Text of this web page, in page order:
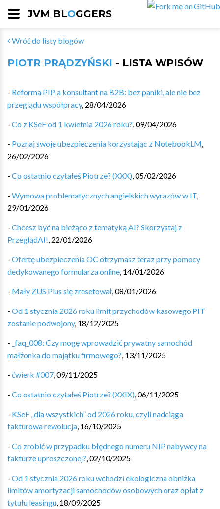
JVM BLOGGERS
Wróć do listy blogów
PIOTR PRĄDZYŃSKI - LISTA WPISÓW
- Reforma PIP, a konsultant na B2B: bez paniki, ale nie bez
przeglądu współpracy, 28/04/2026
- Co z KSeF od 1 kwietnia 2026 roku?,09/04/2026
- Poznaj swoje ubezpieczenia korzystając z NotebookLM,
26/02/2026
- Co ostatnio czytałeś Piotrze? (XXX),05/02/2026
- Wymowa problematycznych angielskich wyrazów w IT,
29/01/2026
- Chcesz być na bieżąco z tematyką AI? Skorzystaj z
PrzeglądAI!, 22/01/2026
- Ofertę ubezpieczenia OC otrzymasz teraz przy pomocy
dedykowanego formularza online, 14/01/2026
- Mały ZUS Plus się zresetował,08/01/2026
- Od 1 stycznia 2026 roku limit przychodów kasowego PIT
zostanie podwojony, 18/12/2025
- _faq_008: Czy mogę wprowadzić prywatny samochód
małżonka do majątku firmowego?, 13/11/2025
- ćwierk #007,09/11/2025
- Co ostatnio czytałeś Piotrze? (XXIX),06/11/2025
- KSeF „dla wszystkich” od 2026 roku, czyli nadciąga
fakturowa rewolucja, 16/10/2025
- Co zrobić w przypadku błędnego numeru NIP nabywcy na
fakturze uproszczonej?,02/10/2025
- Od 1 stycznia 2026 roku wchodzi ekologiczna obniżka
limitów amortyzacji samochodów osobowych oraz opłat z
tytułu leasingu, 18/09/2025